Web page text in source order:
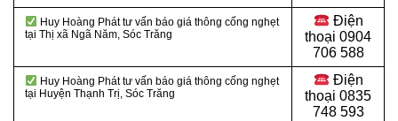
Huy Hoàng Phát tư vấn báo giá thông cống nghẹt
tại Thị xã Ngã Năm, Sóc Trăng
Điện
thoại 0904
706 588
Huy Hoàng Phát tư vấn báo giá thông cống nghẹt
tại Huyện Thạnh Trị, Sóc Trăng
Điện
thoại 0835
748 593